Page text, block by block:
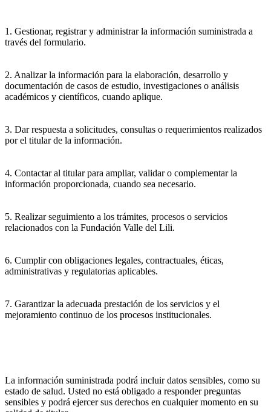
1. Gestionar, registrar y administrar la información suministrada a
través del formulario.
2. Analizar la información para la elaboración, desarrollo y
documentación de casos de estudio, investigaciones o análisis
académicos y científicos, cuando aplique.
3. Dar respuesta a solicitudes, consultas o requerimientos realizados
por el titular de la información.
4. Contactar al titular para ampliar, validar o complementar la
información proporcionada, cuando sea necesario.
5. Realizar seguimiento a los trámites, procesos o servicios
relacionados con la Fundación Valle del Lili.
6. Cumplir con obligaciones legales, contractuales, éticas,
administrativas y regulatorias aplicables.
7. Garantizar la adecuada prestación de los servicios y el
mejoramiento continuo de los procesos institucionales.
La información suministrada podrá incluir datos sensibles, como su
estado de salud. Usted no está obligado a responder preguntas
sensibles y podrá ejercer sus derechos en cualquier momento en su